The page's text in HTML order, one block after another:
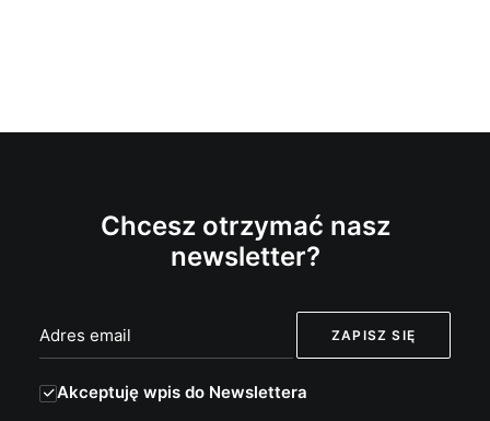
Chcesz otrzymać nasz
newsletter?
Akceptuję wpis do Newslettera